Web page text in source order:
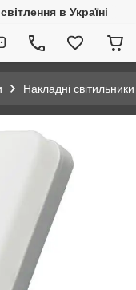
в Україні
Накладні світильники